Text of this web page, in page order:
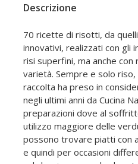
Descrizione
70 ricette di risotti, da
innovativi, realizzati con gli
risi superfini, ma anche
varietà. Sempre e solo
raccolta ha preso in
negli ultimi anni da Cucina
preparazioni dove al
utilizzo maggiore delle
possono trovare piatti con
e quindi per occasioni